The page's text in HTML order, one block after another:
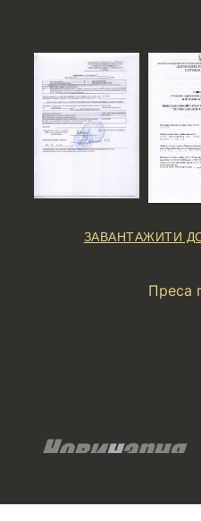
ЗАВАНТАЖИТИ
Преса